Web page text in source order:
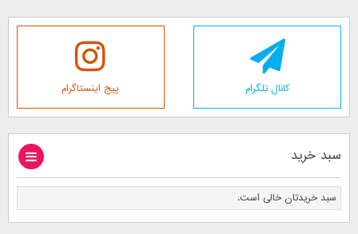
کانال تلگرام پیج اینستاگرام
سبد خرید
سبد خریدتان خالی است.